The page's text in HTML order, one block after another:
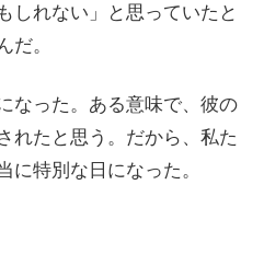
しれない」と思っていたと
だ。
なった。ある意味で、彼の
れたと思う。だから、私た
に特別な日になった。